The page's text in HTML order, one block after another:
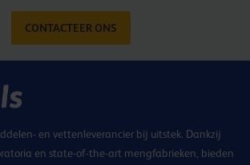
CONTACTEER ONS
en vettenleverancier bij uitstek. Dankzij
en state-of-the-art mengfabrieken, bieden